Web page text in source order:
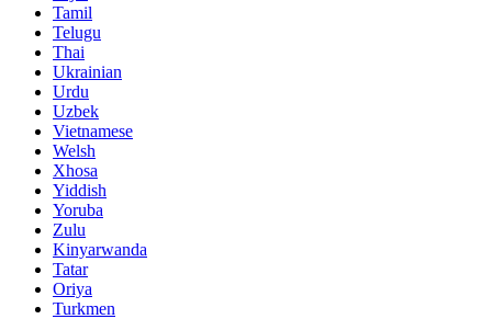
Tamil
Telugu
Thai
Ukrainian
Urdu
Uzbek
Vietnamese
Welsh
Xhosa
Yiddish
Yoruba
Zulu
Kinyarwanda
Tatar
Oriya
Turkmen